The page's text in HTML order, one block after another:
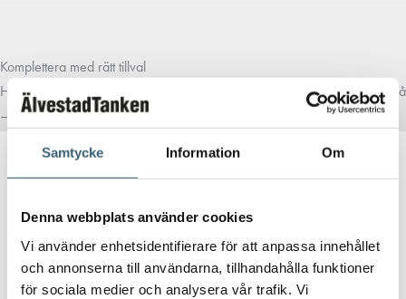
Samtycke Information Om
Denna webbplats använder cookies
Vi använder enhetsidentifierare för att anpassa innehållet
och annonserna till användarna, tillhandahålla funktioner
för sociala medier och analysera vår trafik. Vi
Komplettera med rätt tillval
Här har vi samlat produkter som ofta passar bra ihop med det du tittar på
– för en mer komplett lösning.
CAMLOCK KOPPLINGAR
Agroflex LD spiralsugslang
37kr